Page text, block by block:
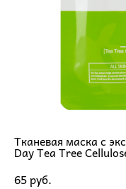
Тканевая маска с
Day Tea Tree
65 pуб.